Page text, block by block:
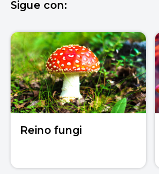
Sigue con:
Reino fungi